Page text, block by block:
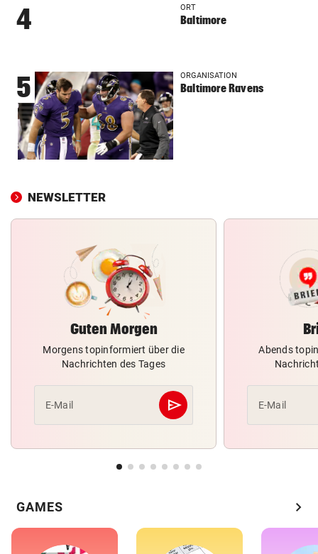
4 ORT
Baltimore
5 ORGANISATION
Baltimore Ravens
NEWSLETTER
Guten Morgen
Morgens topinformiert über die
Nachrichten des Tages
E-Mail send
Abschicken
Abends
E-Mail
GAMES chevron_right